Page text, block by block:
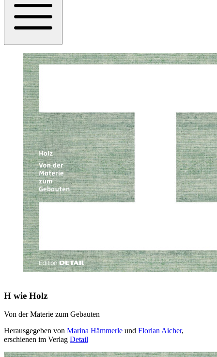
H wie Holz
Von der Materie zum Gebauten
Herausgegeben von Marina Hämmerle und Florian Aicher,
erschienen im Verlag Detail